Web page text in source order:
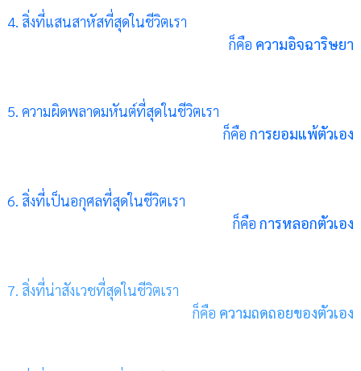
4. สิ่งที่แสนสาหัสที่สุดในชีวิตเรา
ก็คือ ความอิจฉาริษยา
5. ความผิดพลาดมหันต์ที่สุดในชีวิตเรา
ก็คือการยอมแพ้ตัวเอง
6. สิ่งที่เป็นอกุศลที่สุดในชีวิตเรา
ก็คือการหลอกตัวเอง
7. สิ่งที่น่าสังเวชที่สุดในชีวิตเรา
ก็คือ ความถดถอยของตัวเอง